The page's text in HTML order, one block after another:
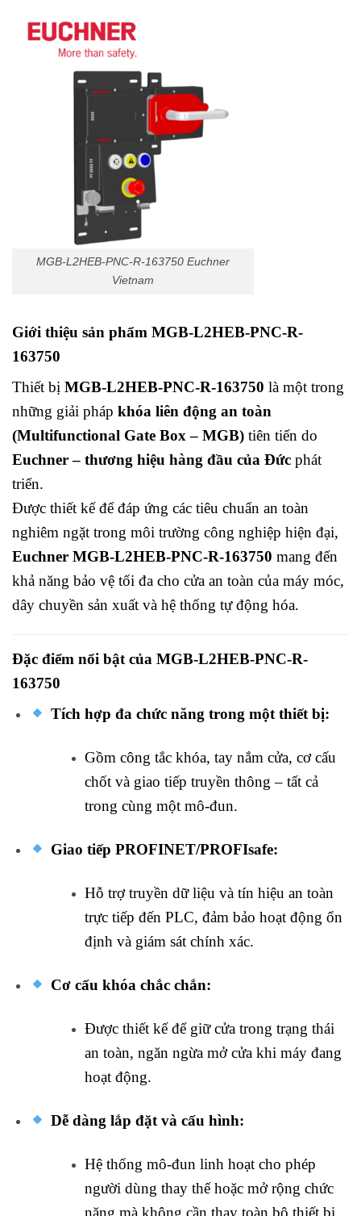
MGB-L2HEB-PNC-R-163750 Euchner
Vietnam
Giới thiệu sản phẩm MGB-L2HEB-PNC-R-
163750
Thiết bị MGB-L2HEB-PNC-R-163750 là một trong
những giải pháp khóa liên động an toàn
(Multifunctional Gate Box – MGB) tiên tiến do
Euchner – thương hiệu hàng đầu của Đức phát
triển.
Được thiết kế để đáp ứng các tiêu chuẩn an toàn
nghiêm ngặt trong môi trường công nghiệp hiện đại,
Euchner MGB-L2HEB-PNC-R-163750 mang đến
khả năng bảo vệ tối đa cho cửa an toàn của máy móc,
dây chuyền sản xuất và hệ thống tự động hóa.
Đặc điểm nổi bật của MGB-L2HEB-PNC-R-
163750
Tích hợp đa chức năng trong một thiết bị:
Gồm công tắc khóa, tay nắm cửa, cơ cấu
chốt và giao tiếp truyền thông – tất cả
trong cùng một mô-đun.
Giao tiếp PROFINET/PROFIsafe:
Hỗ trợ truyền dữ liệu và tín hiệu an toàn
trực tiếp đến PLC, đảm bảo hoạt động ổn
định và giám sát chính xác.
Cơ cấu khóa chắc chắn:
Được thiết kế để giữ cửa trong trạng thái
an toàn, ngăn ngừa mở cửa khi máy đang
hoạt động.
Dễ dàng lắp đặt và cấu hình:
Hệ thống mô-đun linh hoạt cho phép
người dùng thay thế hoặc mở rộng chức
năng mà không cần thay toàn bộ thiết bị.